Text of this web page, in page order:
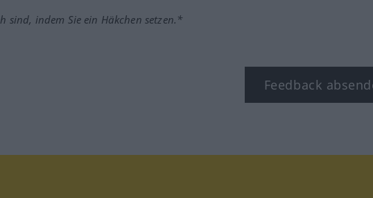
sind, indem Sie ein Häkchen setzen.*
Feedback